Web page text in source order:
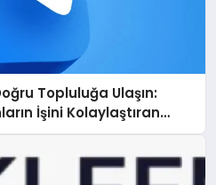
Topluluğa Ulaşın:
İşini Kolaylaştıran